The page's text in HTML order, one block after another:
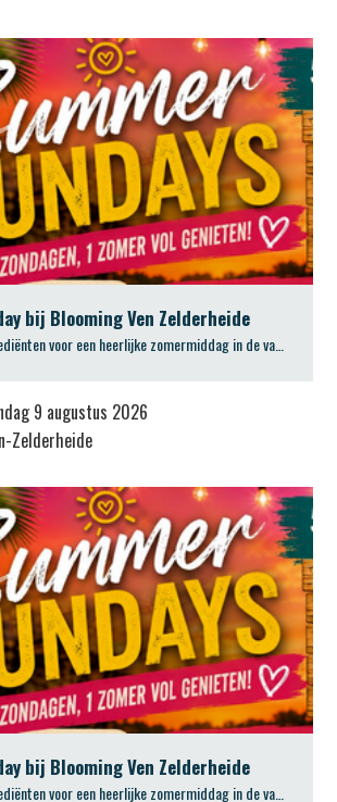
bij Blooming Ven Zelderheide
De perfecte ingrediënten voor een heerlijke zomermiddag in de vakantie
9 augustus 2026
Zelderheide
bij Blooming Ven Zelderheide
De perfecte ingrediënten voor een heerlijke zomermiddag in de vakantie